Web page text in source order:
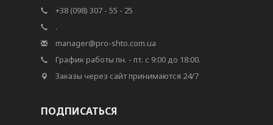
+38 (098) 307 - 55 - 25
.
manager@pro-shto.com.ua
График работы пн. - пт. с 9:00 до 18:00.
Заказы через сайт принимаются 24/7
ПОДПИСАТЬСЯ